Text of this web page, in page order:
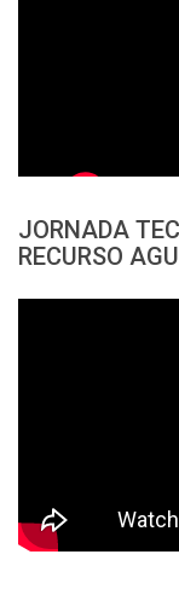
JORNADA
RECURSO